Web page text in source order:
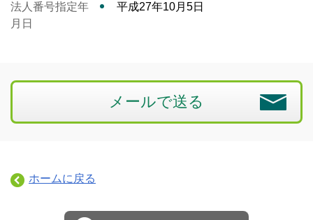
法人番号指定年
月日
平成27年10月5日
メールで送る
ホームに戻る